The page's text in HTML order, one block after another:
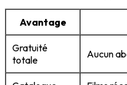
Avantage
Gratuité
totale
Aucun